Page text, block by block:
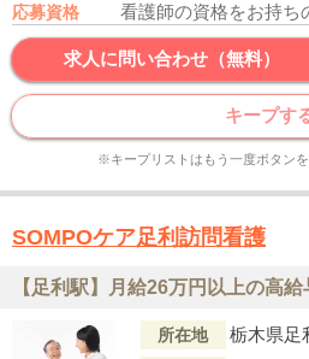
応募資格 看護師の資格をお持ち
求人に問い合わせ（無料）
キープす
※キープリストはもう一度ボタン
SOMPOケア足利訪問看護
【足利駅】月給26万円以上の高
所在地 栃木県足